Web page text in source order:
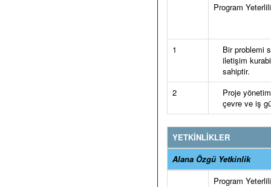
Program
1
Bir problemi
iletişim
sahiptir.
2
Proje
çevre ve iş
YETKİNLİKLER
Alana Özgü Yetkinlik
Program